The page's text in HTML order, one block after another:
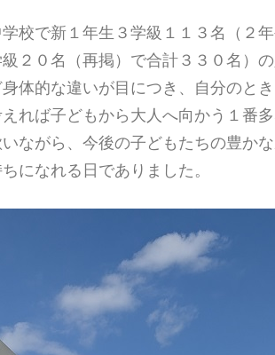
校で新１年生３学級１１３名（２
２０名（再掲）で合計３３０名）
体的な違いが目につき、自分のと
れば子どもから大人へ向かう１番
ながら、今後の子どもたちの豊か
になれる日でありました。